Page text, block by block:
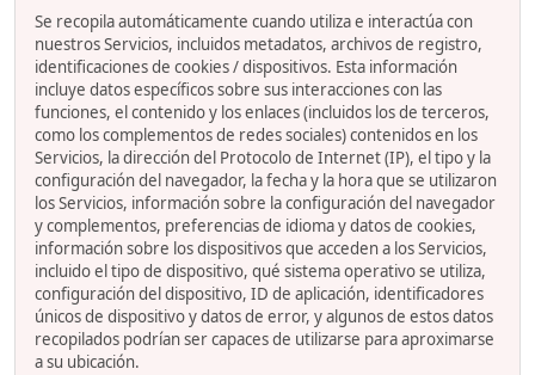
Se recopila automáticamente cuando utiliza e interactúa con
nuestros Servicios, incluidos metadatos, archivos de registro,
identificaciones de cookies / dispositivos. Esta información
incluye datos específicos sobre sus interacciones con las
funciones, el contenido y los enlaces (incluidos los de terceros,
como los complementos de redes sociales) contenidos en los
Servicios, la dirección del Protocolo de Internet (IP), el tipo y la
configuración del navegador, la fecha y la hora que se utilizaron
los Servicios, información sobre la configuración del navegador
y complementos, preferencias de idioma y datos de cookies,
información sobre los dispositivos que acceden a los Servicios,
incluido el tipo de dispositivo, qué sistema operativo se utiliza,
configuración del dispositivo, ID de aplicación, identificadores
únicos de dispositivo y datos de error, y algunos de estos datos
recopilados podrían ser capaces de utilizarse para aproximarse
a su ubicación.